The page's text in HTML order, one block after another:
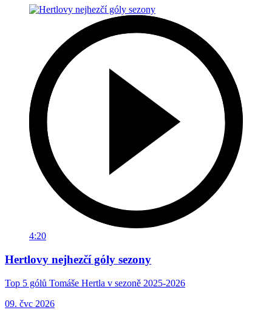
4:20
Hertlovy nejhezčí góly sezony
Top 5 gólů Tomáše Hertla v sezoně 2025-2026
09. čvc 2026